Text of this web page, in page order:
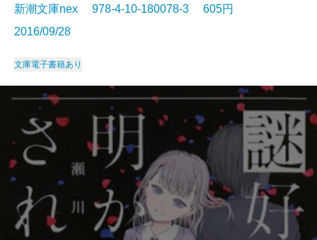
新潮文庫nex 978-4-10-180078-3 605円
2016/09/28
文庫電子書籍あり